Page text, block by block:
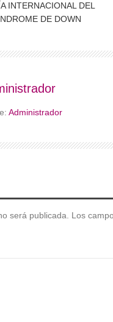
INTERNACIONAL DEL
DE DOWN
Administrador
será publicada.
Los